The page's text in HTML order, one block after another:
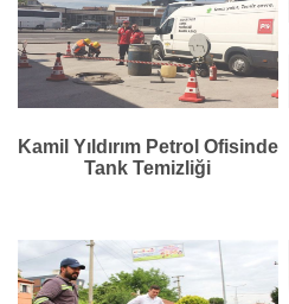
Kamil Yıldırım Petrol Ofisinde
Tank Temizliği